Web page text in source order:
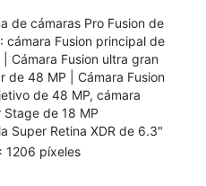
de cámaras Pro Fusion de
cámara Fusion principal de
Cámara Fusion ultra gran
de 48 MP | Cámara Fusion
de 48 MP, cámara
Stage de 18 MP
Super Retina XDR de 6.3"
1206 píxeles